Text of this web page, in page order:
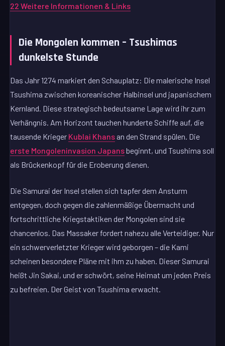
22 Weitere Informationen & Links
Die Mongolen kommen – Tsushimas
dunkelste Stunde
Das Jahr 1274 markiert den Schauplatz: Die malerische Insel
Tsushima zwischen koreanischer Halbinsel und japanischem
Kernland. Diese strategisch bedeutsame Lage wird ihr zum
Verhängnis. Am Horizont tauchen hunderte Schiffe auf, die
tausende Krieger Kublai Khans an den Strand spülen. Die
erste Mongoleninvasion Japansbeginnt, und Tsushima soll
als Brückenkopf für die Eroberung dienen.
Die Samurai der Insel stellen sich tapfer dem Ansturm
entgegen, doch gegen die zahlenmäßige Übermacht und
fortschrittliche Kriegstaktiken der Mongolen sind sie
chancenlos. Das Massaker fordert nahezu alle Verteidiger. Nur
ein schwerverletzter Krieger wird geborgen – die Kami
scheinen besondere Pläne mit ihm zu haben. Dieser Samurai
heißt Jin Sakai, und er schwört, seine Heimat um jeden Preis
zu befreien. Der Geist von Tsushima erwacht.